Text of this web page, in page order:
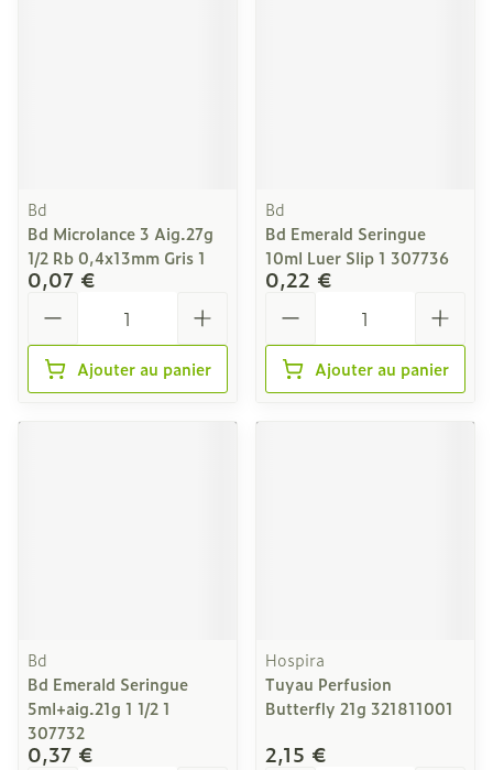
Bd
Bd Microlance 3 Aig.27g
1/2 Rb 0,4x13mm Gris 1
0,07 €
Ajouter au panier
Bd
Bd Emerald Seringue
10ml Luer Slip 1 307736
0,22 €
Ajouter au panier
Bd
Bd Emerald Seringue
5ml+aig.21g 1 1/2 1
307732
0,37 €
Hospira
Tuyau Perfusion
Butterfly 21g 321811001
2,15 €